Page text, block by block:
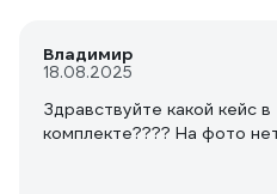
Владимир
18.08.2025
Здравствуйте какой кейс в
комплекте???? На фото